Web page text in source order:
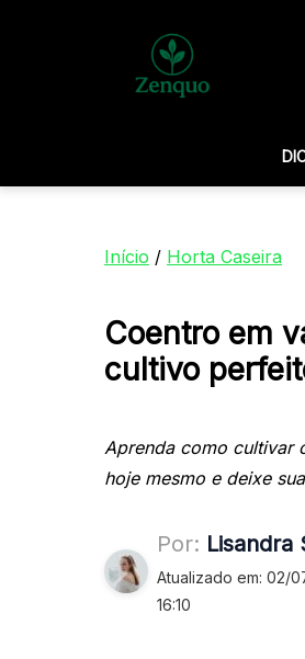
Início / Horta Caseira
Coentro em
cultivo
Aprenda como cultivar
hoje mesmo e deixe
Por: Lisandra
Atualizado em: 02/
16:10